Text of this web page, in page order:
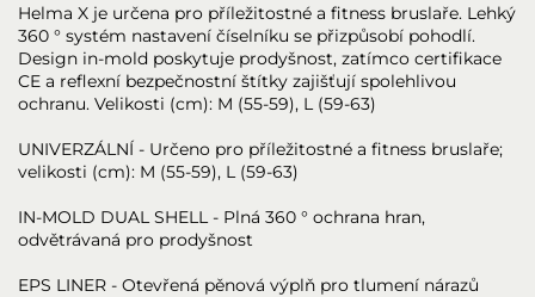
Helma X je určena pro příležitostné a fitness bruslaře. Lehký
360 ° systém nastavení číselníku se přizpůsobí pohodlí.
Design in-mold poskytuje prodyšnost, zatímco certifikace
CE a reflexní bezpečnostní štítky zajišťují spolehlivou
ochranu. Velikosti (cm): M (55-59), L (59-63)
UNIVERZÁLNÍ - Určeno pro příležitostné a fitness bruslaře;
velikosti (cm): M (55-59), L (59-63)
IN-MOLD DUAL SHELL - Plná 360 ° ochrana hran,
odvětrávaná pro prodyšnost
EPS LINER - Otevřená pěnová výplň pro tlumení nárazů